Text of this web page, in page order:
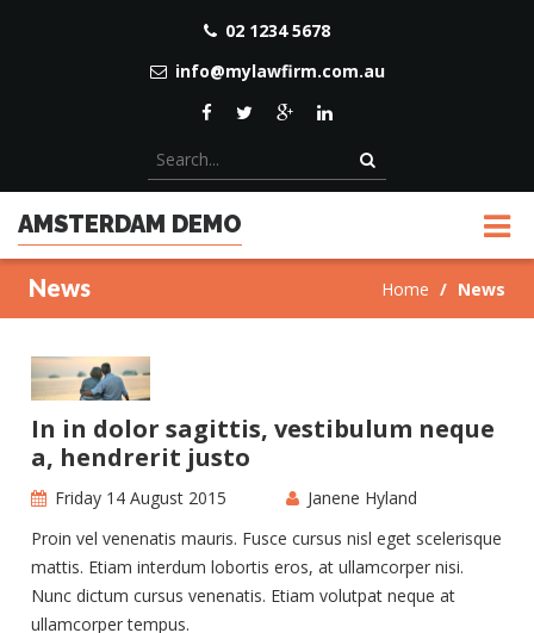
02 1234 5678
info@mylawfirm.com.au
AMSTERDAM DEMO
News Home News
In in dolor sagittis, vestibulum neque
a, hendrerit justo
Friday 14 August 2015
Janene Hyland
Proin vel venenatis mauris. Fusce cursus nisl eget scelerisque
mattis. Etiam interdum lobortis eros, at ullamcorper nisi.
Nunc dictum cursus venenatis. Etiam volutpat neque at
ullamcorper tempus.